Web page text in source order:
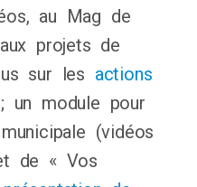
au Mag de
projets de
sur les actions
; un module pour
(vidéos
de « Vos